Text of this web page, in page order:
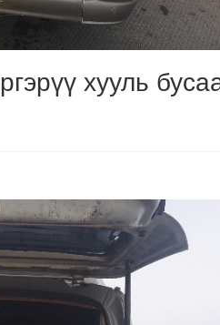
хууль